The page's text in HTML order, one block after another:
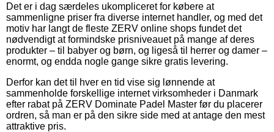
Det er i dag særdeles ukompliceret for købere at
sammenligne priser fra diverse internet handler, og med det
motiv har langt de fleste ZERV online shops fundet det
nødvendigt at formindske prisniveauet på mange af deres
produkter – til babyer og børn, og ligeså til herrer og damer –
enormt, og endda nogle gange sikre gratis levering.
Derfor kan det til hver en tid vise sig lønnende at
sammenholde forskellige internet virksomheder i Danmark
efter rabat på ZERV Dominate Padel Master før du placerer
ordren, så man er på den sikre side med at antage den mest
attraktive pris.